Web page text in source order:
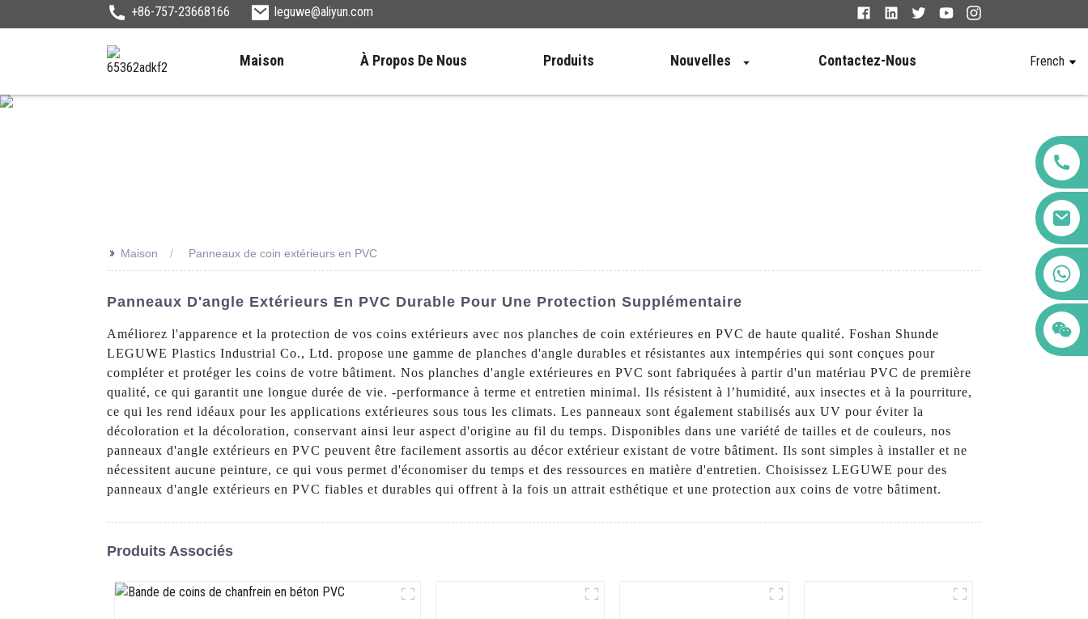
+86-757-23668166 leguwe@aliyun.com
Maison À Propos De Nous Produits Nouvelles Contactez-Nous French
+86 123456789122
>> Maison Panneaux de coin extérieurs en PVC
Panneaux D'angle Extérieurs En PVC Durable Pour Une Protection Supplémentaire
Améliorez l'apparence et la protection de vos coins extérieurs avec nos planches de coin extérieures en PVC de haute qualité. Foshan Shunde
LEGUWE Plastics Industrial Co., Ltd. propose une gamme de planches d'angle durables et résistantes aux intempéries qui sont conçues pour
compléter et protéger les coins de votre bâtiment. Nos planches d'angle extérieures en PVC sont fabriquées à partir d'un matériau PVC de première
qualité, ce qui garantit une longue durée de vie. -performance à terme et entretien minimal. Ils résistent à l’humidité, aux insectes et à la pourriture,
ce qui les rend idéaux pour les applications extérieures sous tous les climats. Les panneaux sont également stabilisés aux UV pour éviter la
décoloration et la décoloration, conservant ainsi leur aspect d'origine au fil du temps. Disponibles dans une variété de tailles et de couleurs, nos
panneaux d'angle extérieurs en PVC peuvent être facilement assortis au décor extérieur existant de votre bâtiment. Ils sont simples à installer et ne
nécessitent aucune peinture, ce qui vous permet d'économiser du temps et des ressources en matière d'entretien. Choisissez LEGUWE pour des
panneaux d'angle extérieurs en PVC fiables et durables qui offrent à la fois un attrait esthétique et une protection aux coins de votre bâtiment.
Produits Associés